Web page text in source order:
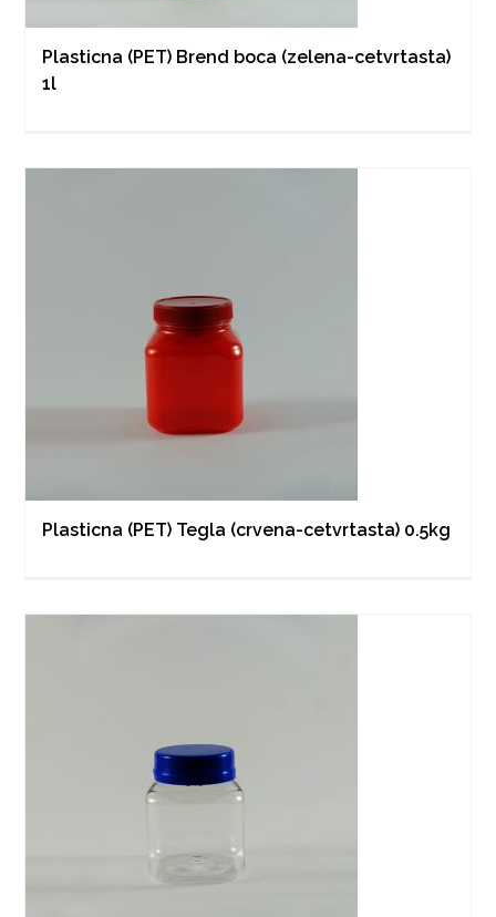
Plasticna (PET) Brend boca (zelena-cetvrtasta)
1l
Plasticna (PET) Tegla (crvena-cetvrtasta) 0.5kg